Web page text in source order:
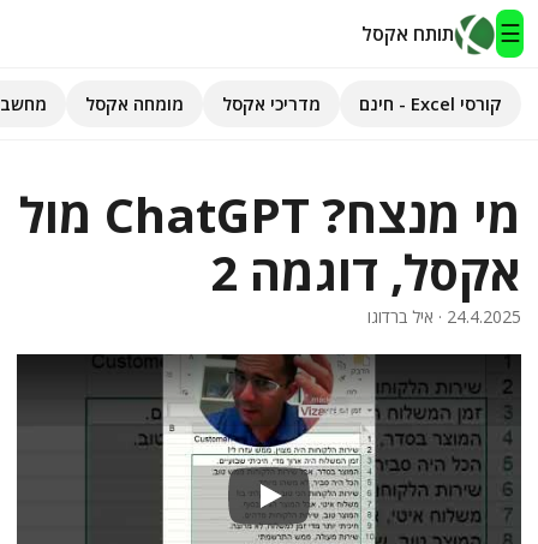
☰ תותח אקסל
קורסי Excel - חינם
מדריכי אקסל
מומחה אקסל
מחשבוני אקסל
פיתוח אפליקציות
חיפוש
קורסי Excel - חינם מדריכי אקסל מומחה אקסל
מי מנצח? ChatGPT מול
אקסל, דוגמה 2
24.4.2025 · איל ברדוגו
Play